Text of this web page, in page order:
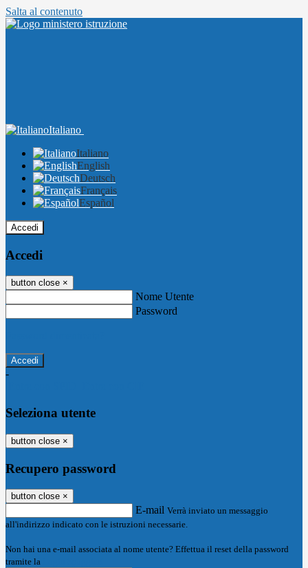
Salta al contenuto
Italiano
Italiano
English
Deutsch
Français
Español
Accedi
Accedi
button close ×
Nome Utente
Password
-
Seleziona utente
button close ×
Recupero password
button close ×
E-mail Verrà inviato un messaggio
all'indirizzo indicato con le istruzioni necessarie.
Non hai una e-mail associata al nome utente? Effettua il reset della password
tramite la